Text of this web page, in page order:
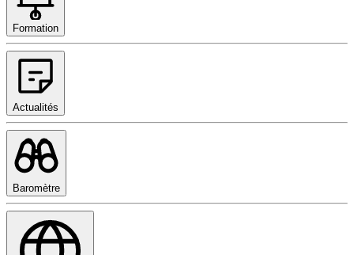
Formation
Actualités
Baromètre